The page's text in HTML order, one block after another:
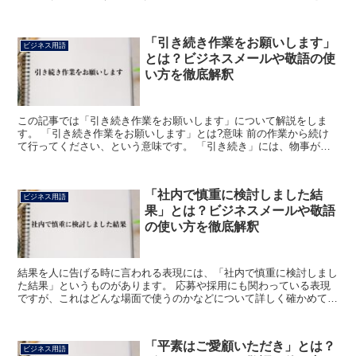
ビジネス用語
「引き続き作業をお願いします」
とは？ビジネスメールや敬語の使
い方を徹底解釈
この記事では「引き続き作業をお願いします」について解説をしま
す。 「引き続き作業をお願いします」とは?意味 前の作業から続け
て行ってください、という意味です。 「引き続き」には、物事が途
ビジネス用語
「社内で慎重に検討しました結
果」とは？ビジネスメールや敬語
の使い方を徹底解釈
結果を人に告げる時に言われる表現には、「社内で慎重に検討しまし
た結果」というものがあります。 応募や採用にも関わっている表現
ですが、これはどんな場面で使うのかなどについて詳しく確かめてみ
ビジネス用語
「平素はご愛顧いただき」とは？